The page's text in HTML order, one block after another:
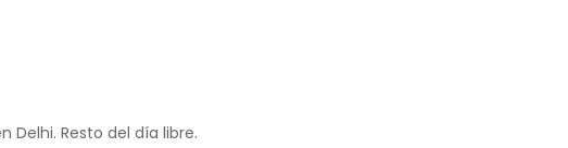
Resto del día libre.